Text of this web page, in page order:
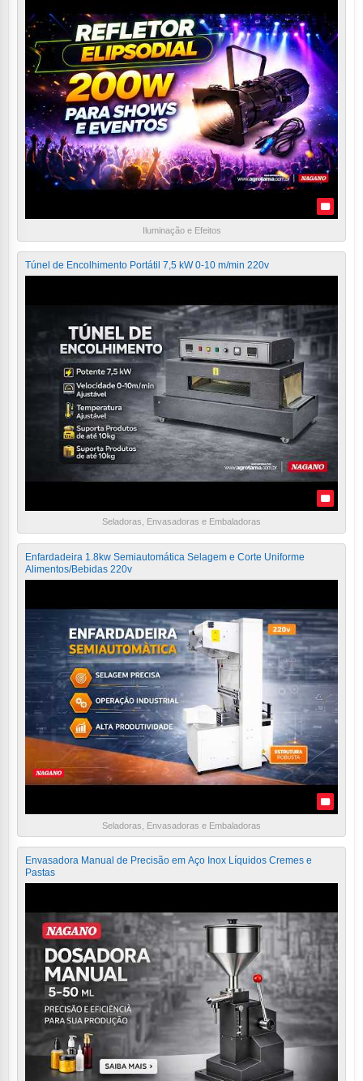
Iluminação e Efeitos
Túnel de Encolhimento Portátil 7,5 kW 0-10 m/min 220v
Seladoras, Envasadoras e Embaladoras
Enfardadeira 1.8kw Semiautomática Selagem e Corte Uniforme
Alimentos/Bebidas 220v
Seladoras, Envasadoras e Embaladoras
Envasadora Manual de Precisão em Aço Inox Líquidos Cremes e
Pastas